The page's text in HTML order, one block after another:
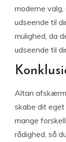
moderne
udseende til
mulighed, da
udseende til
Altan
skabe dit
mange
rådighed, så